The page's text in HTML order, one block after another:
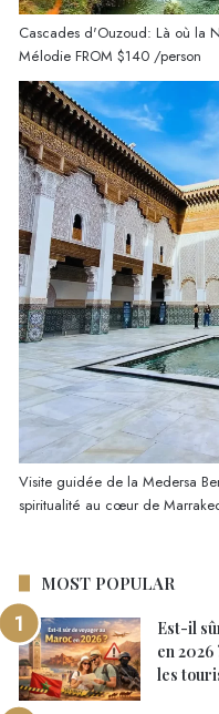
Cascades d'Ouzoud: Là où la
Mélodie FROM$140 /person
Visite guidée de la Medersa
spiritualité au cœur de
MOST POPULAR
Est-il
en
les